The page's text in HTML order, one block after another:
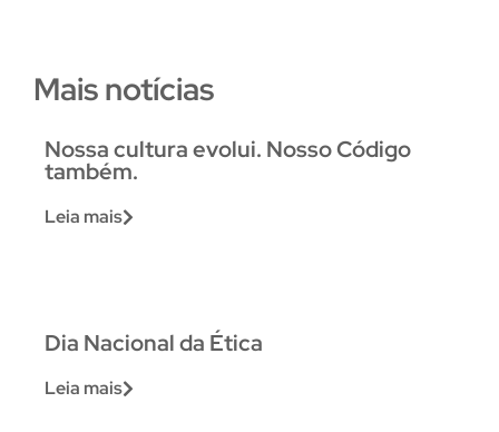
Mais notícias
Nossa cultura evolui. Nosso Código
também.
Leia mais
Dia Nacional da Ética
Leia mais